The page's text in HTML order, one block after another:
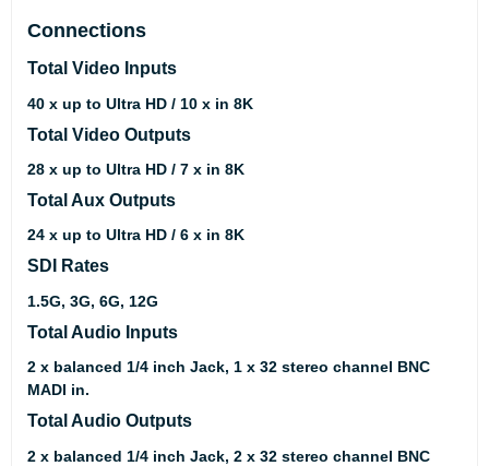
Connections
Total Video Inputs
40 x up to Ultra HD / 10 x in 8K
Total Video Outputs
28 x up to Ultra HD / 7 x in 8K
Total Aux Outputs
24 x up to Ultra HD / 6 x in 8K
SDI Rates
1.5G, 3G, 6G, 12G
Total Audio Inputs
2 x balanced 1/4 inch Jack, 1 x 32 stereo channel BNC
MADI in.
Total Audio Outputs
2 x balanced 1/4 inch Jack, 2 x 32 stereo channel BNC